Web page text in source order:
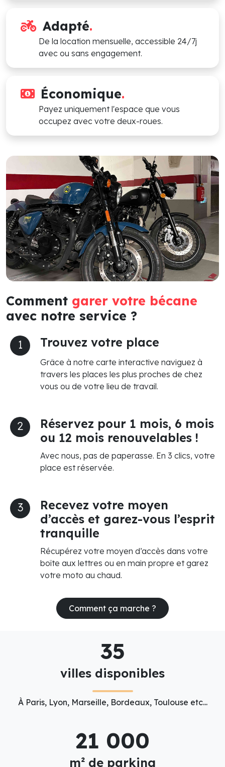
Adapté.
De la location mensuelle, accessible 24/7j
avec ou sans engagement.
Économique.
Payez uniquement l'espace que vous
occupez avec votre deux-roues.
Comment garer votre bécane
avec notre service ?
1 Trouvez votre place
Grâce à notre carte interactive naviguez à
travers les places les plus proches de chez
vous ou de votre lieu de travail.
2
Réservez pour 1 mois, 6 mois
ou 12 mois renouvelables !
Avec nous, pas de paperasse. En 3 clics, votre
place est réservée.
3
Recevez votre moyen
d’accès et garez-vous l’esprit
tranquille
Récupérez votre moyen d’accès dans votre
boîte aux lettres ou en main propre et garez
votre moto au chaud.
Comment ça marche ?
35
villes disponibles
À Paris, Lyon, Marseille, Bordeaux, Toulouse etc...
21 000
m² de parking